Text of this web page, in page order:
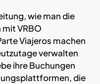
wie man die
VRBO
Viajeros machen
verwalten
ihre Buchungen
die